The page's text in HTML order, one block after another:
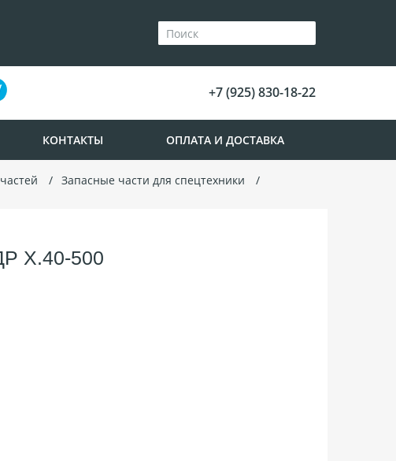
+7 (925) 830-18-22
КОНТАКТЫ ОПЛАТА И ДОСТАВКА
Запасные части для спецтехники
Х.40-500